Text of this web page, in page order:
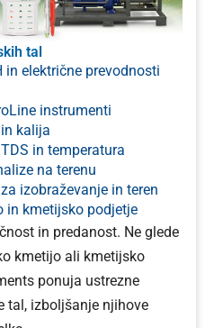
tal
in električne prevodnosti
instrumenti
kalija
in temperatura
na terenu
izobraževanje in teren
in kmetijsko podjetje
in predanost. Ne glede
kmetijo ali kmetijsko
ponuja ustrezne
tal, izboljšanje njihove